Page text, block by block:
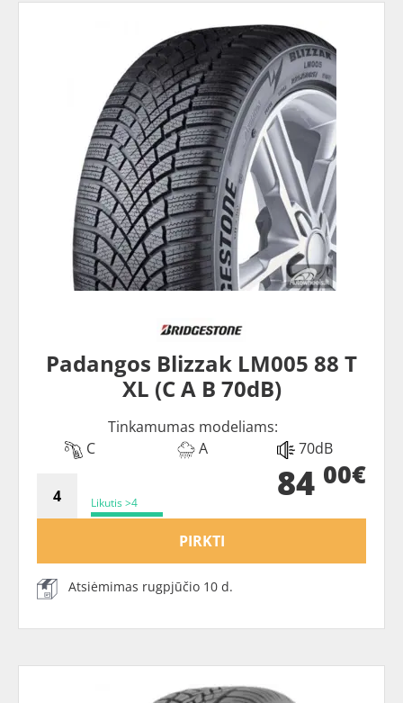
Padangos Blizzak LM005 88 T
XL (C A B 70dB)
Tinkamumas modeliams:
C
A 70dB
Likutis >4 84 00€
PIRKTI
Atsiėmimas rugpjūčio 10 d.